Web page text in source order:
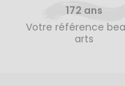
172 ans
Votre référence
arts